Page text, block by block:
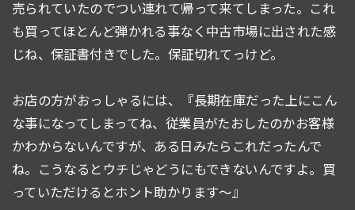
売られていたのでつい連れて帰って来てしまった。これ
も買ってほとんど弾かれる事なく中古市場に出された感
じね、保証書付きでした。保証切れてっけど。
お店の方がおっしゃるには、『長期在庫だった上にこん
な事になってしまってね、従業員がたおしたのかお客様
かわからないんですが、ある日みたらこれだったんで
ね。こうなるとウチじゃどうにもできないんですよ。買
っていただけるとホント助かります〜』